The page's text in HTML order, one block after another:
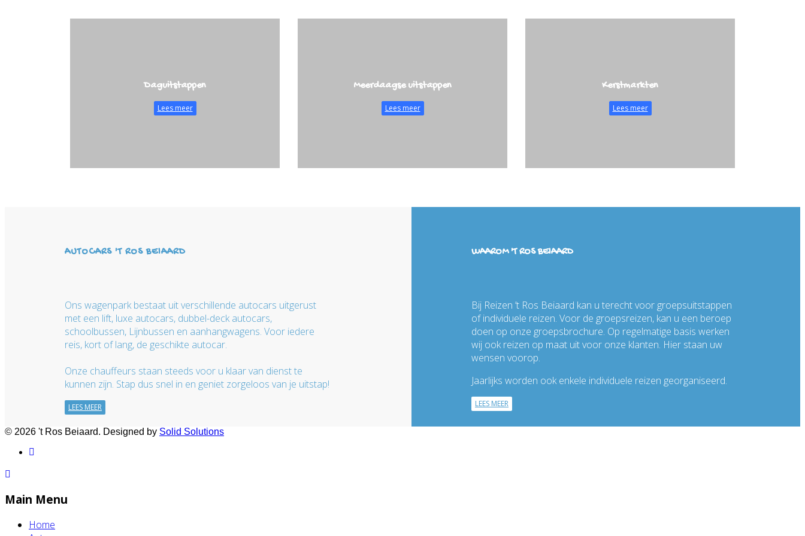
Daguitstappen
Lees meer
Meerdaagse uitstappen
Lees meer
Kerstmarkten
Lees meer
AUTOCARS 'T ROS BEIAARD
Ons wagenpark bestaat uit verschillende autocars uitgerust
met een lift, luxe autocars, dubbel-deck autocars,
schoolbussen, Lijnbussen en aanhangwagens. Voor iedere
reis, kort of lang, de geschikte autocar.
Onze chauffeurs staan steeds voor u klaar van dienst te
kunnen zijn. Stap dus snel in en geniet zorgeloos van je uitstap!
LEES MEER
WAAROM 'T ROS BEIAARD
Bij Reizen ’t Ros Beiaard kan u terecht voor groepsuitstappen
of individuele reizen. Voor de groepsreizen, kan u een beroep
doen op onze groepsbrochure. Op regelmatige basis werken
wij ook reizen op maat uit voor onze klanten. Hier staan uw
wensen voorop.
Jaarlijks worden ook enkele individuele reizen georganiseerd.
LEES MEER
© 2026 't Ros Beiaard. Designed by Solid Solutions
Main Menu
Home